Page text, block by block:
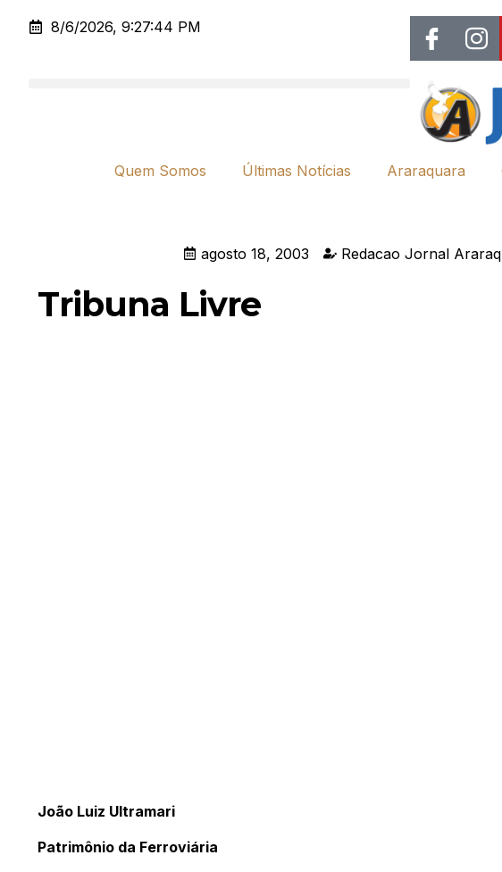
8/6/2026, 9:27:44 PM
Quem Somos Últimas Notícias Araraquara
agosto 18, 2003 Redacao Jornal
Tribuna Livre
João Luiz Ultramari
Patrimônio da Ferroviária